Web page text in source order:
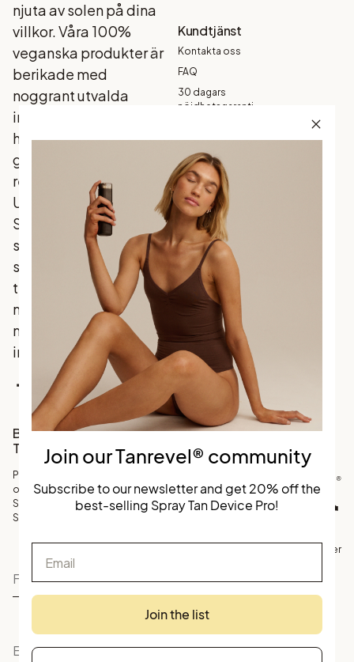
njuta av solen på dina
villkor. Våra 100%
veganska produkter är
berikade med
noggrant utvalda
ingredienser som din
hud älskar, och som
ger ett naturligt
resultat - varje gång.
Upptäck
Skandinaviens mest
sålda brun utan sol
som förenar
traditionella favoriter
med
marknadsledande
innovation.
Facebook
Instagram
TikTok
Kundtjänst
Kontakta oss
FAQ
30 dagars
nöjdhetsgaranti
Betalning
Frakt och
leverans
Returer och
byten
Integritetspolicy
Bli en del av vårt
Tanrevel® community
Prenumerera på vårt nyhetsbrev
och få 20% rabatt på
Skandinaviens bästsäljande
Spray Tan Device.
Personuppgifter
Join our Tanrevel® community
Subscribe to our newsletter and get 20% off the
best-selling Spray Tan Device Pro!
Join the list